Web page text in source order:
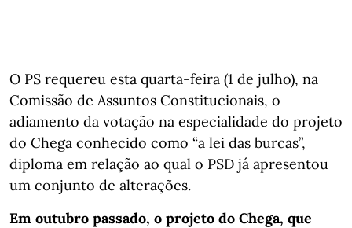
O PS requereu esta quarta-feira (1 de julho), na
Comissão de Assuntos Constitucionais, o
adiamento da votação na especialidade do projeto
do Chega conhecido como “a lei das burcas”,
diploma em relação ao qual o PSD já apresentou
um conjunto de alterações.
Em outubro passado, o projeto do Chega, que